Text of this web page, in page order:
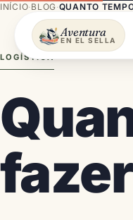
Aventura
EN EL SELLA
INÍCIO· BLOG·
LOGÍSTICA